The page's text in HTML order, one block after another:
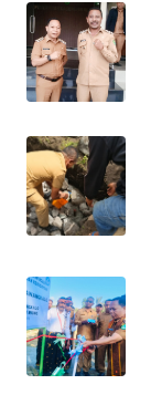
FORJASIDA
NEWS
SITUNGIR
NEWS
SIDIKALANG
NEWS
SIBARAGAS